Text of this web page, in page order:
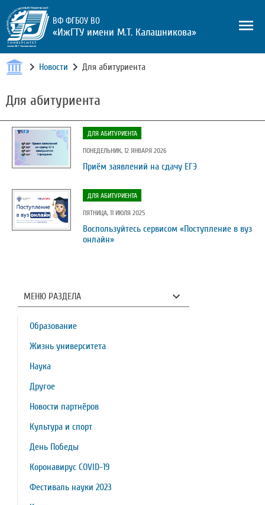
ВФ ФГБОУ ВО
«ИжГТУ имени М.Т. Калашникова»
Новости Для абитуриента
Для абитуриента
ДЛЯ АБИТУРИЕНТА
ПОНЕДЕЛЬНИК, 12 ЯНВАРЯ 2026
Приём заявлений на сдачу ЕГЭ
ДЛЯ АБИТУРИЕНТА
ПЯТНИЦА, 11 ИЮЛЯ 2025
Воспользуйтесь сервисом «Поступление в вуз
онлайн»
МЕНЮ РАЗДЕЛА
Образование
Жизнь университета
Наука
Другое
Новости партнёров
Культура и спорт
День Победы
Коронавирус COVID-19
Фестиваль науки 2023